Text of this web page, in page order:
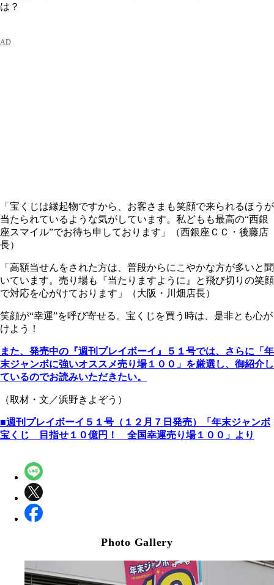
は？
「宝くじは縁起物ですから、お客さまも笑顔で来られるほうが
当たられているような気がしています。私どもも最高の“西銀
座スマイル”でお待ち申しております」（西銀座ＣＣ・後藤店
長）
「高額当せんをされた方は、普段からにこやかな方が多いと聞
いています。売り場も『当たりますように』と飛び切りの笑顔
で対応を心がけております」（大阪・川畑店長）
笑顔が“幸運”を呼び寄せる。宝くじを買う時は、是非とも心が
けよう！
また、発売中の『週刊プレイボーイ』５１号では、さらに「年
末ジャンボに強いオススメ売り場１００」を厳選し、御紹介し
ているのでお読みいただきたい。
（取材・文／浜野きよぞう）
■週刊プレイボーイ５１号（１２月７日発売）「年末ジャンボ
宝くじ 目指せ１０億円！ 全国幸運売り場１００」より
Photo Gallery